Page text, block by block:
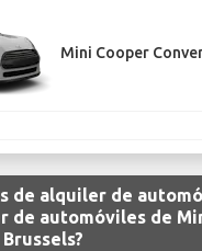
Mini Cooper
de alquiler de
de automóviles de